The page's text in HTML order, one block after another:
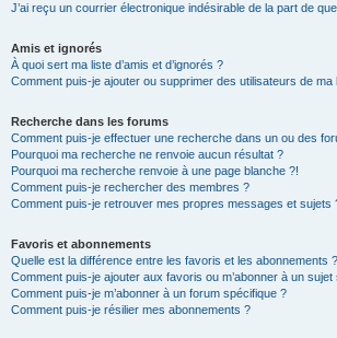
J’ai reçu un courrier électronique indésirable de la part de
Amis et ignorés
À quoi sert ma liste d’amis et d’ignorés ?
Comment puis-je ajouter ou supprimer des utilisateurs de ma
Recherche dans les forums
Comment puis-je effectuer une recherche dans un ou des
Pourquoi ma recherche ne renvoie aucun résultat ?
Pourquoi ma recherche renvoie à une page blanche ?!
Comment puis-je rechercher des membres ?
Comment puis-je retrouver mes propres messages et sujets
Favoris et abonnements
Quelle est la différence entre les favoris et les abonnements ?
Comment puis-je ajouter aux favoris ou m’abonner à un sujet
Comment puis-je m’abonner à un forum spécifique ?
Comment puis-je résilier mes abonnements ?